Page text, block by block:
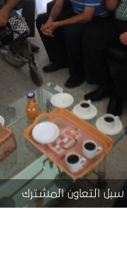
سبل التعاون المشترك